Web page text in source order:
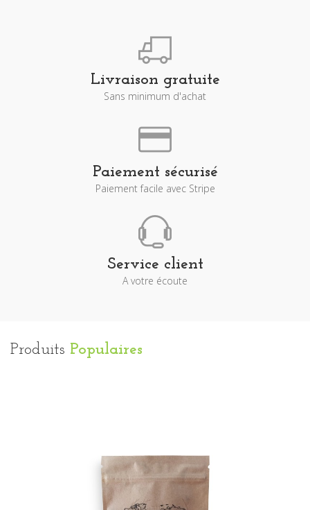
Livraison gratuite
Sans minimum d'achat
Paiement sécurisé
Paiement facile avec Stripe
Service client
A votre écoute
Produits Populaires